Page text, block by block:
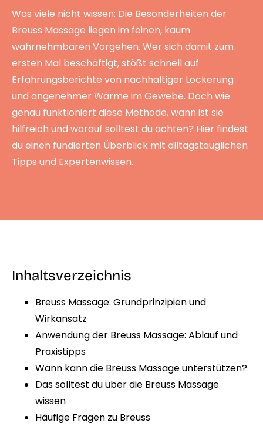
Was viele nicht wissen: Die Besonderheiten der
Breuss Massage liegen im feinen, kaum
wahrnehmbaren Vorgehen. Wer sich damit zum
ersten Mal beschäftigt, stößt schnell auf
Erfahrungsberichte von nachhaltiger Lockerung
und angenehmer Wärme im Gewebe. Doch wie
genau funktioniert diese Methode, wann ist sie
hilfreich und worauf solltest du achten? Hier findest
du einen fundierten Überblick mit alltagstauglichen
Tipps und Expertenwissen.
Inhaltsverzeichnis
Breuss Massage: Grundprinzipien und
Wirkansatz
Anwendung der Breuss Massage: Ablauf und
Praxistipps
Wann kann die Breuss Massage unterstützen?
Das solltest du über die Breuss Massage
wissen
Häufige Fragen zu Breuss